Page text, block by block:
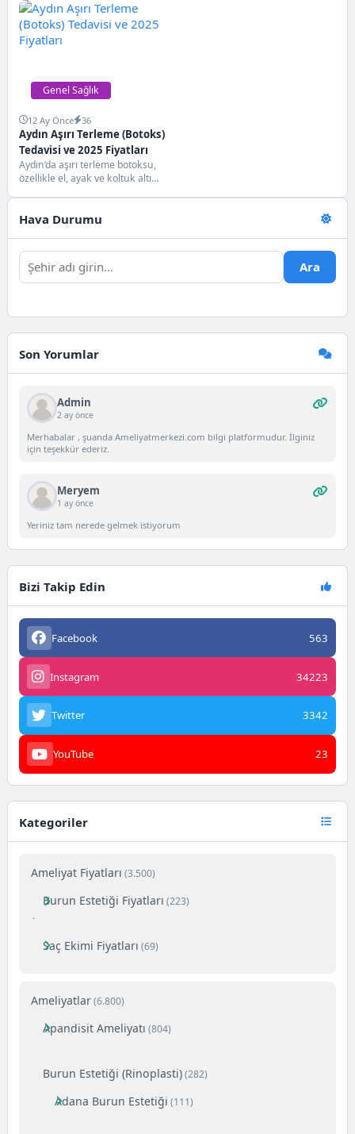
sağlığı ve güvenliği...
Genel Sağlık
12 Ay Önce 36
Aydın Aşırı Terleme (Botoks)
Tedavisi ve 2025 Fiyatları
Aydın’da aşırı terleme botoksu,
özellikle el, ayak ve koltuk altı
Hava Durumu
Ara
Son Yorumlar
Admin
2 ay önce
Merhabalar , şuanda Ameliyatmerkezi.com bilgi platformudur. İlginiz
için teşekkür ederiz.
Meryem
1 ay önce
Yeriniz tam nerede gelmek istiyorum
Bizi Takip Edin
Facebook 563
Instagram 34223
Twitter 3342
YouTube 23
Kategoriler
Ameliyat Fiyatları (3.500)
Burun Estetiği Fiyatları (223)
Saç Ekimi Fiyatları (69)
Ameliyatlar(6.800)
Apandisit Ameliyatı (804)
Burun Estetiği (Rinoplasti)(282)
Adana Burun Estetiği (111)